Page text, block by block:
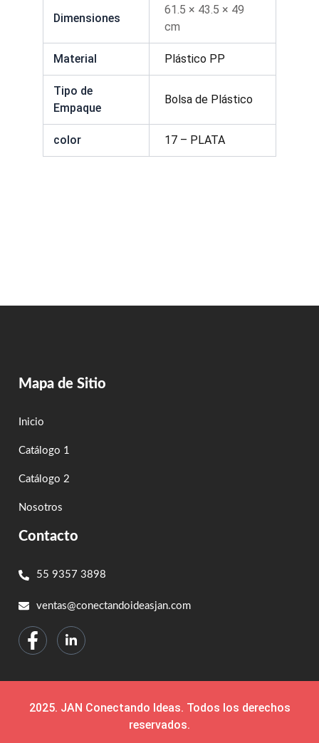
Dimensiones
61.5 × 43.5 × 49
cm
Material Plástico PP
Tipo de
Empaque
Bolsa de Plástico
color 17 – PLATA
Mapa de Sitio
Inicio
Catálogo 1
Catálogo 2
Nosotros
Contacto
55 9357 3898
ventas@conectandoideasjan.com
2025. JAN Conectando Ideas. Todos los derechos
reservados.